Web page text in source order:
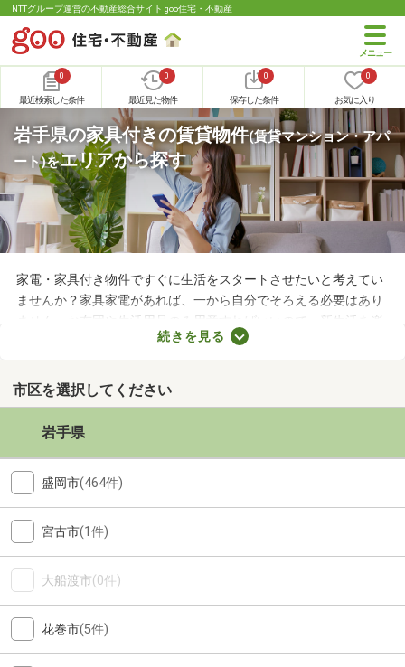
NTTグループ運営の不動産総合サイト goo住宅・不動産
0
最近検索した条件
0
最近見た物件
0
保存した条件
0
お気に入り
岩手県の家具付きの賃貸物件(賃貸マンション・アパ
ート)をエリアから探す
家電・家具付き物件ですぐに生活をスタートさせたいと考えてい
ませんか？家具家電があれば、一から自分でそろえる必要はあり
ません。お布団や生活用品のみ用意すればいいので、新生活を楽
に始められます。ここでは、家電・家具付きの物件を紹介しま
見つけたら内見予約をしてみましょう。
続きを見る
市区を選択してください
岩手県
盛岡市(464件)
宮古市(1件)
大船渡市(0件)
花巻市(5件)